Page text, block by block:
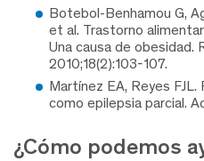
Botebol-Benhamou G,
et al. Trastorno
Una causa de obesidad.
2010;18(2):103-107.
Martínez EA, Reyes
como epilepsia parcial.
¿Cómo podemos